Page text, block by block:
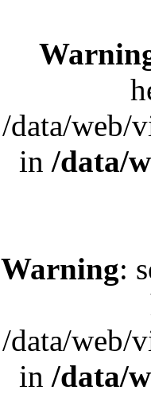
/data/web/
in /data/
Warning:
/data/web/
in /data/